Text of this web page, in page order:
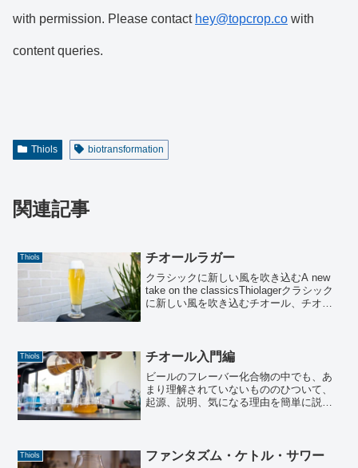
with permission. Please contact hey@topcrop.co with
content queries.
Thiols biotransformation
関連記事
Thiols チオールラガー
クラシックに新しい風を吹き込むA new
take on the classicsThiolagerクラシック
に新しい風を吹き込むチオール、チオー
Thiols チオール入門編
ビールのフレーバー化合物の中でも、あ
まり理解されていないもののひついて、
起源、説明、気になる理由を簡単に説明
Thiols ファンタズム・ケトル・サワー